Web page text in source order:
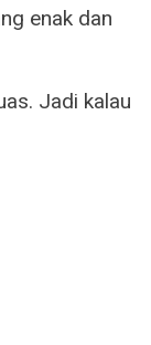
enak dan
Jadi kalau